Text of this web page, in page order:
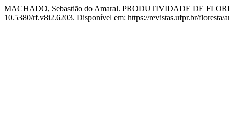
MACHADO, Sebastião do Amaral. PRODUTIVIDADE DE
10.5380/rf.v8i2.6203. Disponível em: https://revistas.ufpr.br/floresta/